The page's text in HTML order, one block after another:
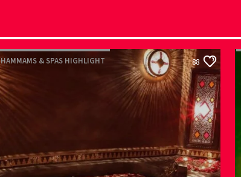
HAMMAMS & SPAS HIGHLIGHT 88